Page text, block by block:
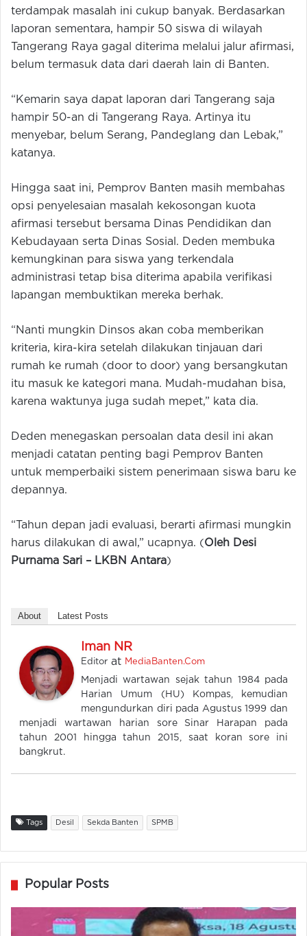
terdampak masalah ini cukup banyak. Berdasarkan
laporan sementara, hampir 50 siswa di wilayah
Tangerang Raya gagal diterima melalui jalur afirmasi,
belum termasuk data dari daerah lain di Banten.
“Kemarin saya dapat laporan dari Tangerang saja
hampir 50-an di Tangerang Raya. Artinya itu
menyebar, belum Serang, Pandeglang dan Lebak,”
katanya.
Hingga saat ini, Pemprov Banten masih membahas
opsi penyelesaian masalah kekosongan kuota
afirmasi tersebut bersama Dinas Pendidikan dan
Kebudayaan serta Dinas Sosial. Deden membuka
kemungkinan para siswa yang terkendala
administrasi tetap bisa diterima apabila verifikasi
lapangan membuktikan mereka berhak.
“Nanti mungkin Dinsos akan coba memberikan
kriteria, kira-kira setelah dilakukan tinjauan dari
rumah ke rumah (door to door) yang bersangkutan
itu masuk ke kategori mana. Mudah-mudahan bisa,
karena waktunya juga sudah mepet,” kata dia.
Deden menegaskan persoalan data desil ini akan
menjadi catatan penting bagi Pemprov Banten
untuk memperbaiki sistem penerimaan siswa baru ke
depannya.
“Tahun depan jadi evaluasi, berarti afirmasi mungkin
harus dilakukan di awal,” ucapnya. (Oleh Desi
Purnama Sari – LKBN Antara)
About Latest Posts
Iman NR
Editor at MediaBanten.Com
Menjadi wartawan sejak tahun 1984 pada
Harian Umum (HU) Kompas, kemudian
mengundurkan diri pada Agustus 1999 dan
menjadi wartawan harian sore Sinar Harapan pada
tahun 2001 hingga tahun 2015, saat koran sore ini
bangkrut.
Tags Desil Sekda Banten SPMB
Popular Posts